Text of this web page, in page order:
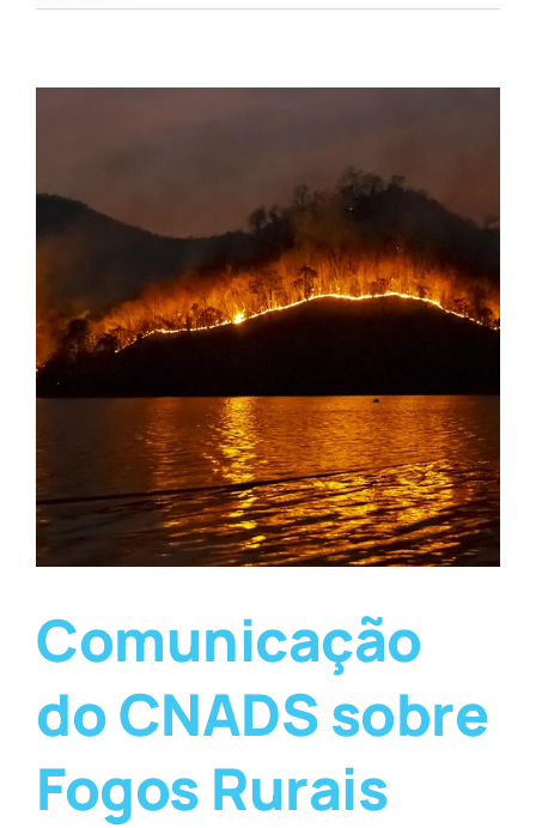
Comunicação
do CNADS sobre
Fogos Rurais